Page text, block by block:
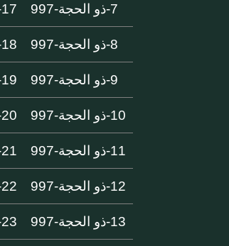
7-ذو الحجة-997 17-أكتوبر-1589
8-ذو الحجة-997 18-أكتوبر-1589
9-ذو الحجة-997 19-أكتوبر-1589
10-ذو الحجة-997 20-أكتوبر-1589
11-ذو الحجة-997 21-أكتوبر-1589
12-ذو الحجة-997 22-أكتوبر-1589
13-ذو الحجة-997 23-أكتوبر-1589